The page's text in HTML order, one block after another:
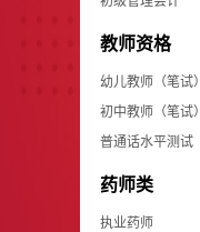
教师资格
幼儿教师（笔试）
初中教师（笔试）
普通话水平测试
药师类
执业药师